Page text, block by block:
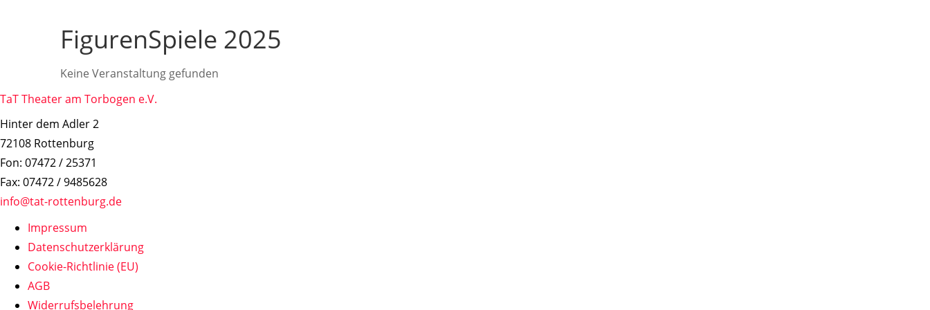
FigurenSpiele 2025
Keine Veranstaltung gefunden
TaT Theater am Torbogen e.V.
Hinter dem Adler 2
72108 Rottenburg
Fon: 07472 / 25371
Fax: 07472 / 9485628
info@tat-rottenburg.de
Impressum
Datenschutzerklärung
Cookie-Richtlinie (EU)
AGB
Widerrufsbelehrung